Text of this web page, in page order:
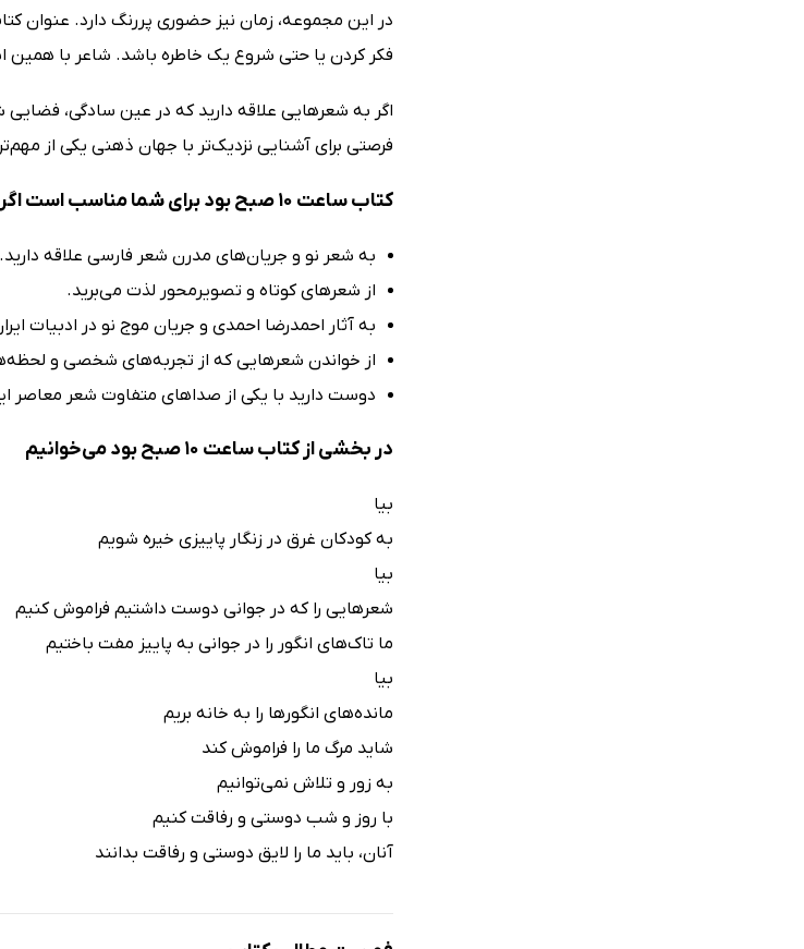
در این مجموعه، زمان نیز حضوری پررنگ دارد. عنوان
فکر کردن یا حتی شروع یک خاطره باشد. شاعر با
فرصتی برای آشنایی نزدیک‌تر با جهان ذهنی یکی از
کتاب ساعت 10 صبح بود برای شما مناسب است اگر
به شعر نو و جریان‌های مدرن شعر فارسی علاقه دارید.
از شعرهای کوتاه و تصویرمحور لذت می‌برید.
به آثار احمدرضا احمدی و جریان موج نو در ادبیات
از خواندن شعرهایی که از تجربه‌های شخصی و
دوست دارید با یکی از صداهای متفاوت شعر معاصر
در بخشی از کتاب ساعت 10 صبح بود می‌خوانیم
بیا
به کودکان غرق در زنگار پاییزی خیره شویم
بیا
شعرهایی را که در جوانی دوست داشتیم فراموش کنیم
ما تاک‌های انگور را در جوانی به پاییز مفت باختیم
بیا
مانده‌های انگورها را به خانه بریم
شاید مرگ ما را فراموش کند
به زور و تلاش نمی‌توانیم
با روز و شب دوستی و رفاقت کنیم
آنان، باید ما را لایق دوستی و رفاقت بدانند